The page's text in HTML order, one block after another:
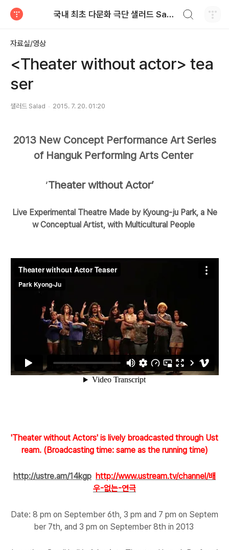
국내 최초 다문화 극단 샐러드 Salad
자료실/영상
<Theater without actor> tea
ser
샐러드 Salad 2015. 7. 20. 01:20
2013 New Concept Performance Art Series
of Hanguk Performing Arts Center
‘Theater without Actor’
Live Experimental Theatre Made by Kyoung-ju Park, a Ne
w Conceptual Artist, with Multicultural People
'Theater without Actors' is lively broadcasted through Ust
ream. (Broadcasting time: same as the running time)
http://ustre.am/14kgp http://www.ustream.tv/channel/배
우-없는-연극
Date: 8 pm on September 6th, 3 pm and 7 pm on Septem
ber 7th, and 3 pm on September 8th in 2013